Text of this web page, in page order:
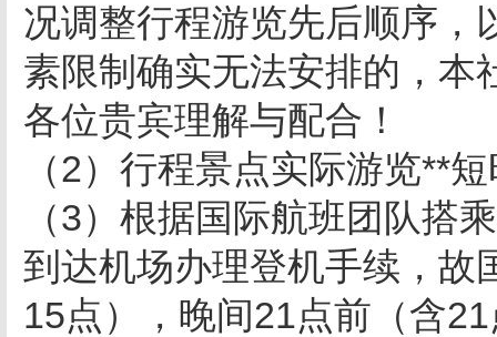
况调整行程游览先后顺序，
素限制确实无法安排的，本
各位贵宾理解与配合！
（2）行程景点实际游览**
（3）根据国际航班团队搭
到达机场办理登机手续，故
15点），晚间21点前（含